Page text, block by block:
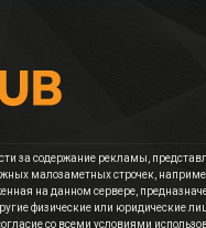
за содержание рекламы,
малозаметных строчек,
на данном сервере,
физические или юридические
со всеми условиями